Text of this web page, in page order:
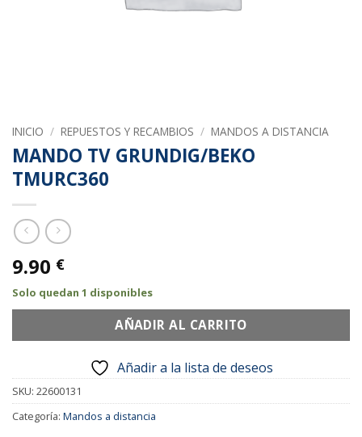
INICIO / REPUESTOS Y RECAMBIOS / MANDOS A DISTANCIA
MANDO TV GRUNDIG/BEKO
TMURC360
9.90 €
Solo quedan 1 disponibles
AÑADIR AL CARRITO
Añadir a la lista de deseos
SKU: 22600131
Categoría: Mandos a distancia